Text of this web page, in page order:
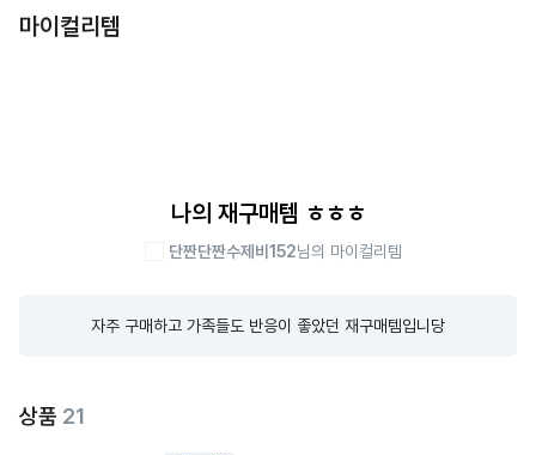
마이컬리템
나의 재구매템 ㅎㅎㅎ
단짠단짠수제비152님의 마이컬리템
자주 구매하고 가족들도 반응이 좋았던 재구매템입니당
상품 21